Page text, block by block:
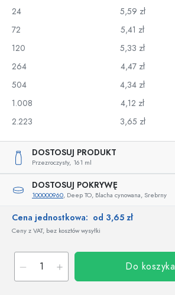
24
5,59 zł
72
5,41 zł
120
5,33 zł
264
4,47 zł
504
4,34 zł
1.008
4,12 zł
2.223
3,65 zł
DOSTOSUJ PRODUKT
Przezroczysty, 161 ml
DOSTOSUJ POKRYWĘ
100000960, Deep TO, Blacha cynowana, Srebrny
Cena jednostkowa: od 3,65 zł
Ceny z VAT, bez kosztów wysyłki
Do koszyka